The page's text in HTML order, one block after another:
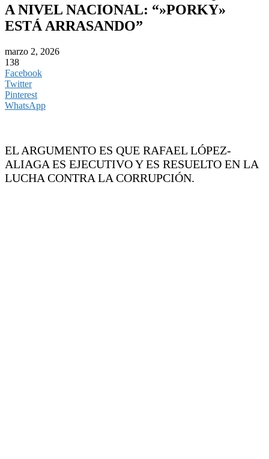
A NIVEL NACIONAL: “»PORKY»
ESTÁ ARRASANDO”
marzo 2, 2026
138
Facebook
Twitter
Pinterest
WhatsApp
EL ARGUMENTO ES QUE RAFAEL LÓPEZ-
ALIAGA ES EJECUTIVO Y ES RESUELTO EN LA
LUCHA CONTRA LA CORRUPCIÓN.